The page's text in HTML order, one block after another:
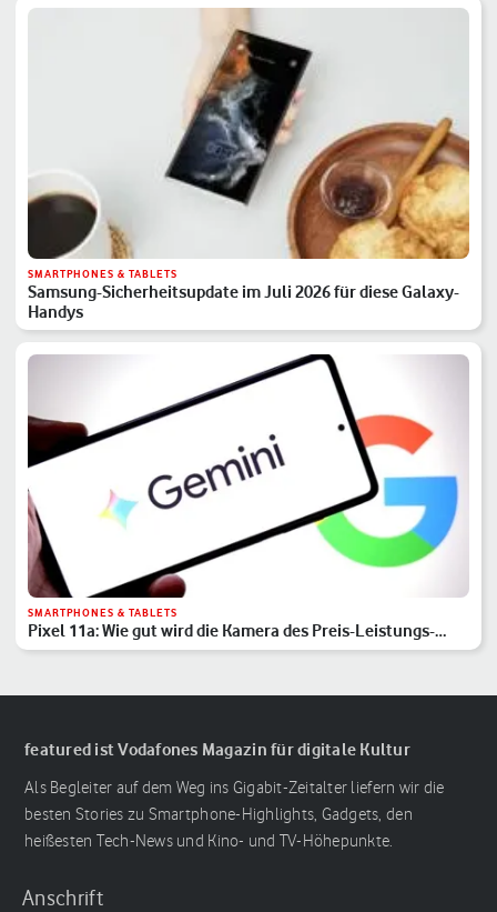
SMARTPHONES & TABLETS
Samsung-Sicherheitsupdate im Juli 2026 für diese Galaxy-
Handys
SMARTPHONES & TABLETS
Pixel 11a: Wie gut wird die Kamera des Preis-Leistungs-
Hits?
featured ist Vodafones Magazin für digitale Kultur
Als Begleiter auf dem Weg ins Gigabit-Zeitalter liefern wir die
besten Stories zu Smartphone-Highlights, Gadgets, den
heißesten Tech-News und Kino- und TV-Höhepunkte.
Anschrift